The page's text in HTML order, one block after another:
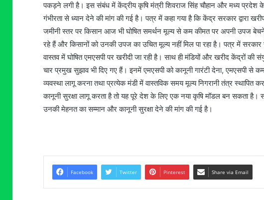
पकड़ने लगी है। इस संबंध में केंद्रीय कृषि मंत्री शिवराज सिंह चौहान और मध्य प्रदेश
गंभीरता से ध्यान देने की मांग की गई है। पत्र में कहा गया है कि केंद्र सरकार द्वारा
जमीनी स्तर पर किसान आज भी घोषित समर्थन मूल्य से कम कीमत पर अपनी उपज
रहे हैं और किसानों को उनकी उपज का उचित मूल्य नहीं मिल पा रहा है। पत्र में
वास्तव में घोषित एमएसपी पर खरीदी जा रही है। साथ ही मंडियों और खरीद केंद्रों की
चार प्रमुख सुझाव भी दिए गए हैं। इनमें एमएसपी को कानूनी गारंटी देना, एमएसपी से
व्यवस्था लागू करना तथा प्रत्येक मंडी में वास्तविक समय मूल्य निगरानी तंत्र स्थापित
कानूनी सुरक्षा लागू करता है तो यह पूरे देश के लिए एक नया कृषि मॉडल बन सकता है।
उनकी मेहनत का सम्मान और कानूनी सुरक्षा देने की मांग की गई है।
Facebook Twitter Pinterest Share via Email